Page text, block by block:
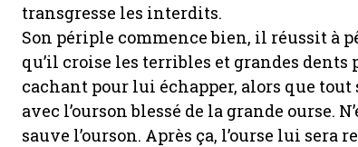
transgresse les interdits.
Son périple commence bien, il réussit à
qu’il croise les terribles et grandes dents
cachant pour lui échapper, alors que
avec l’ourson blessé de la grande ourse.
sauve l’ourson. Après ça, l’ourse lui